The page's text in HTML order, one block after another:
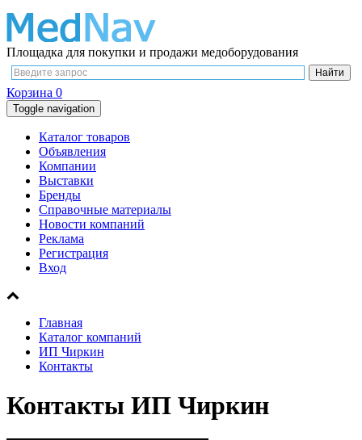
Площадка для покупки и продажи медоборудования
Корзина 0
Toggle navigation
Каталог товаров
Объявления
Компании
Выставки
Бренды
Справочные материалы
Новости компаний
Реклама
Регистрация
Вход
Главная
Каталог компаний
ИП Чиркин
Контакты
Контакты ИП Чиркин